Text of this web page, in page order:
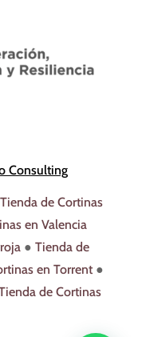
Consulting
Tienda de Cortinas
en Valencia
● Tienda de
en Torrent●
de Cortinas